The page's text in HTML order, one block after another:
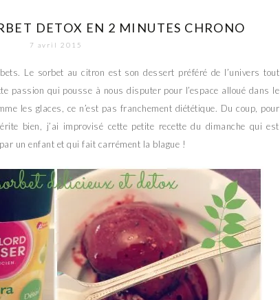
DETOX EN 2 MINUTES CHRONO
7 avril 2015
Le sorbet au citron est son dessert préféré de l’univers tout
passion qui pousse à nous disputer pour l’espace alloué dans le
les glaces, ce n’est pas franchement diététique. Du coup, pour
bien, j’ai improvisé cette petite recette du dimanche qui est
un enfant et qui fait carrément la blague !